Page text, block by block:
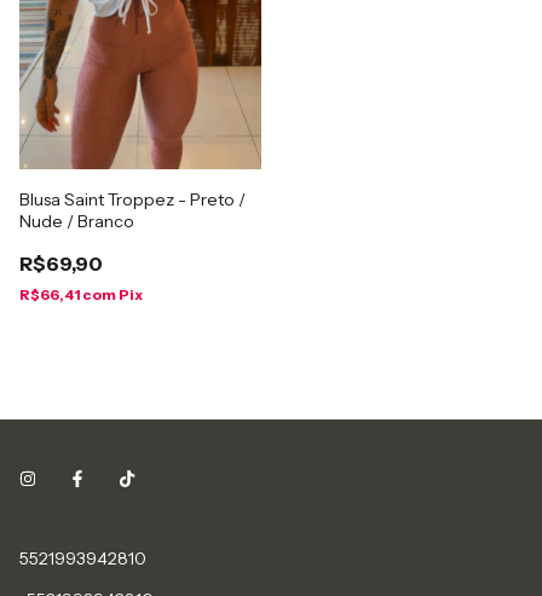
Blusa Saint Troppez - Preto /
Nude / Branco
R$69,90
R$66,41 com Pix
5521993942810